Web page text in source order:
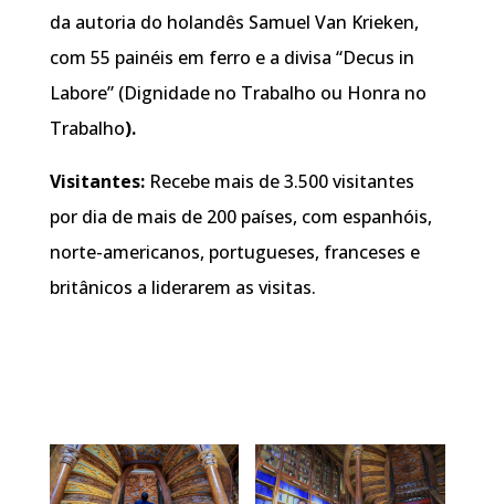
da autoria do holandês Samuel Van Krieken,
com 55 painéis em ferro e a divisa “Decus in
Labore” (Dignidade no Trabalho ou Honra no
Trabalho).
Visitantes:Recebe mais de 3.500 visitantes
por dia de mais de 200 países, com espanhóis,
norte-americanos, portugueses, franceses e
britânicos a liderarem as visitas.